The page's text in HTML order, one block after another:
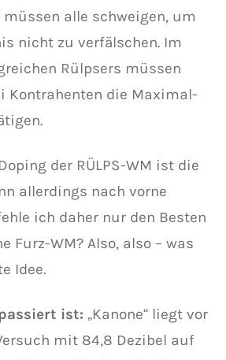
müssen alle schweigen, um
nicht zu verfälschen. Im
Rülpsers müssen
Kontrahenten die Maximal-
der RÜLPS-WM ist die
allerdings nach vorne
ich daher nur den Besten
Furz-WM? Also, also – was
Idee.
ist: „Kanone“ liegt vor
mit 84,8 Dezibel auf